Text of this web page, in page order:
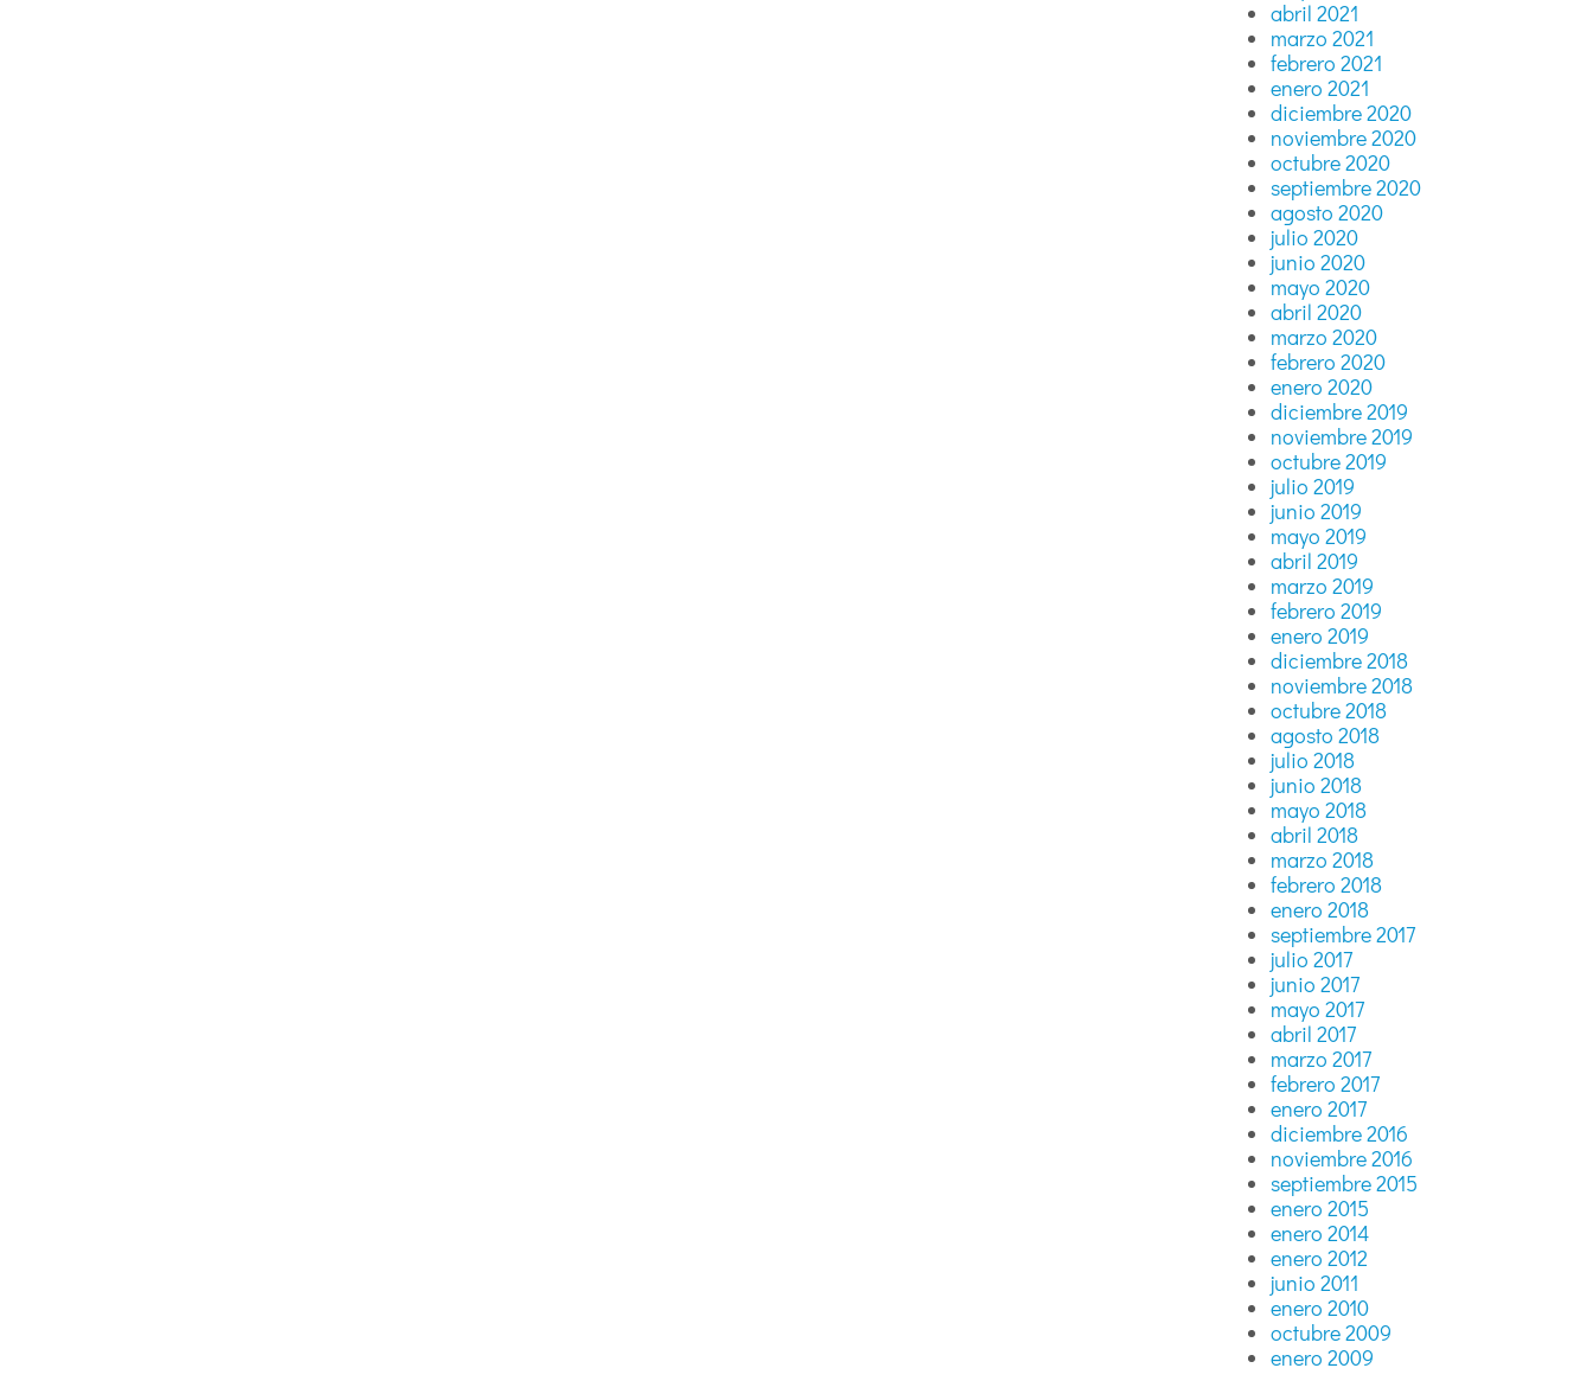
abril 2021
marzo 2021
febrero 2021
enero 2021
diciembre 2020
noviembre 2020
octubre 2020
septiembre 2020
agosto 2020
julio 2020
junio 2020
mayo 2020
abril 2020
marzo 2020
febrero 2020
enero 2020
diciembre 2019
noviembre 2019
octubre 2019
julio 2019
junio 2019
mayo 2019
abril 2019
marzo 2019
febrero 2019
enero 2019
diciembre 2018
noviembre 2018
octubre 2018
agosto 2018
julio 2018
junio 2018
mayo 2018
abril 2018
marzo 2018
febrero 2018
enero 2018
septiembre 2017
julio 2017
junio 2017
mayo 2017
abril 2017
marzo 2017
febrero 2017
enero 2017
diciembre 2016
noviembre 2016
septiembre 2015
enero 2015
enero 2014
enero 2012
junio 2011
enero 2010
octubre 2009
enero 2009